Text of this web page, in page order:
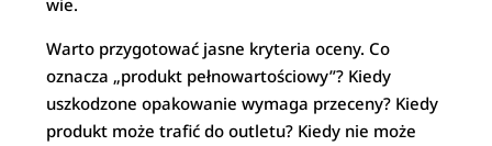
wie.
Warto przygotować jasne kryteria oceny. Co
oznacza „produkt pełnowartościowy”? Kiedy
uszkodzone opakowanie wymaga przeceny? Kiedy
produkt może trafić do outletu? Kiedy nie może